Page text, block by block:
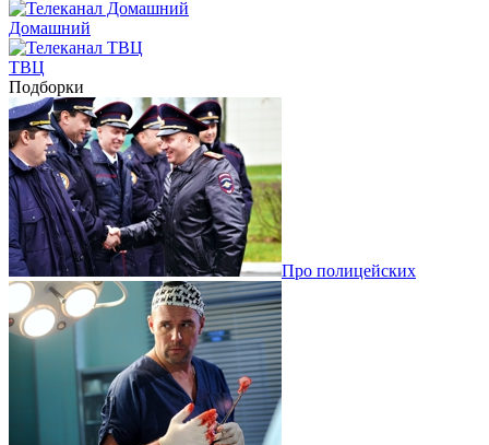
Домашний
ТВЦ
Подборки
Про полицейских